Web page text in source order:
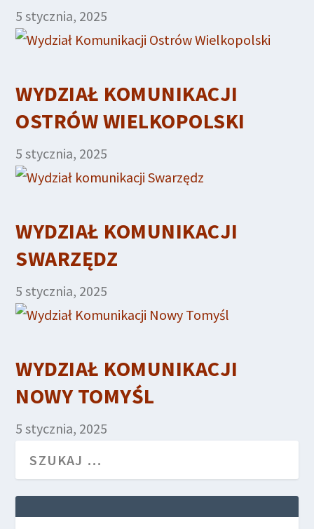
5 stycznia, 2025
WYDZIAŁ KOMUNIKACJI
OSTRÓW WIELKOPOLSKI
5 stycznia, 2025
WYDZIAŁ KOMUNIKACJI
SWARZĘDZ
5 stycznia, 2025
WYDZIAŁ KOMUNIKACJI
NOWY TOMYŚL
5 stycznia, 2025